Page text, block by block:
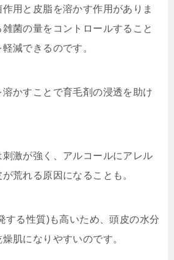
用と皮脂を溶かす作用がありま
菌の量をコントロールすること
減できるのです。
かすことで育毛剤の浸透を助け
刺激が強く、アルコールにアレル
荒れる原因になることも。
する性質)も高いため、頭皮の水分
肌になりやすいのです。